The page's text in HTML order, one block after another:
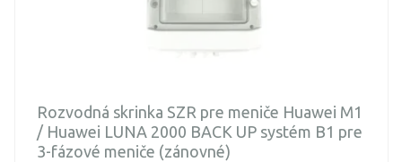
Rozvodná skrinka SZR pre meniče Huawei M1
/ Huawei LUNA 2000 BACK UP systém B1 pre
3-fázové meniče (zánovné)